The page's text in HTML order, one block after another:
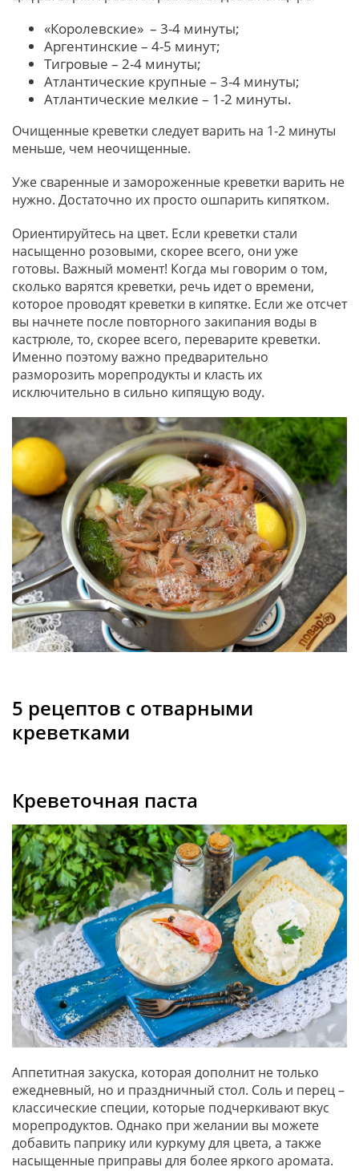
«Королевские» – 3-4 минуты;
Аргентинские – 4-5 минут;
Тигровые – 2-4 минуты;
Атлантические крупные – 3-4 минуты;
Атлантические мелкие – 1-2 минуты.
Очищенные креветки следует варить на 1-2 минуты
меньше, чем неочищенные.
Уже сваренные и замороженные креветки варить не
нужно. Достаточно их просто ошпарить кипятком.
Ориентируйтесь на цвет. Если креветки стали
насыщенно розовыми, скорее всего, они уже
готовы. Важный момент! Когда мы говорим о том,
сколько варятся креветки, речь идет о времени,
которое проводят креветки в кипятке. Если же отсчет
вы начнете после повторного закипания воды в
кастрюле, то, скорее всего, переварите креветки.
Именно поэтому важно предварительно
разморозить морепродукты и класть их
исключительно в сильно кипящую воду.
5 рецептов с отварными
креветками
Креветочная паста
Аппетитная закуска, которая дополнит не только
ежедневный, но и праздничный стол. Соль и перец –
классические специи, которые подчеркивают вкус
морепродуктов. Однако при желании вы можете
добавить паприку или куркуму для цвета, а также
насыщенные приправы для более яркого аромата.